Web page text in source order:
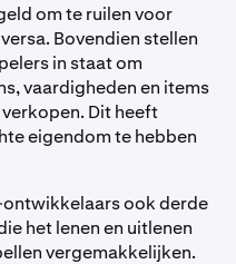
om te ruilen voor
Bovendien stellen
in staat om
vaardigheden en items
Dit heeft
eigendom te hebben
ook derde
het lenen en uitlenen
vergemakkelijken.